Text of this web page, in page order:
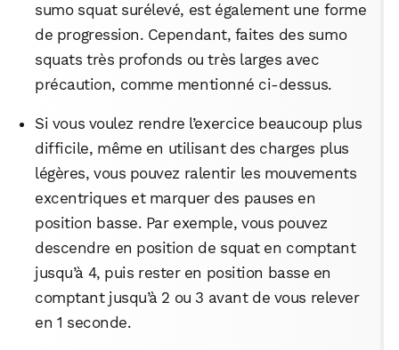
sumo squat surélevé, est également une forme
de progression. Cependant, faites des sumo
squats très profonds ou très larges avec
précaution, comme mentionné ci-dessus.
Si vous voulez rendre l’exercice beaucoup plus
difficile, même en utilisant des charges plus
légères, vous pouvez ralentir les mouvements
excentriques et marquer des pauses en
position basse. Par exemple, vous pouvez
descendre en position de squat en comptant
jusqu’à 4, puis rester en position basse en
comptant jusqu’à 2 ou 3 avant de vous relever
en 1 seconde.